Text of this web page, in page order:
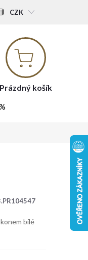
CZK
Nákupní
košík
Prázdný košík
bílé